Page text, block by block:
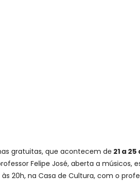
gratuitas, que acontecem de 21 a
Felipe José, aberta a músicos,
20h, na Casa de Cultura, com o